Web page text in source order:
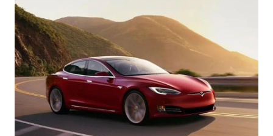
EKUIN
SAINS-TEKNO
KESEHATAN
INTERNASIONAL